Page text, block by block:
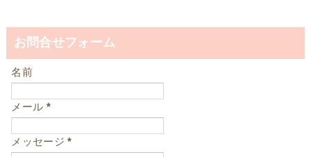
お問合せフォーム
名前
メール *
メッセージ*